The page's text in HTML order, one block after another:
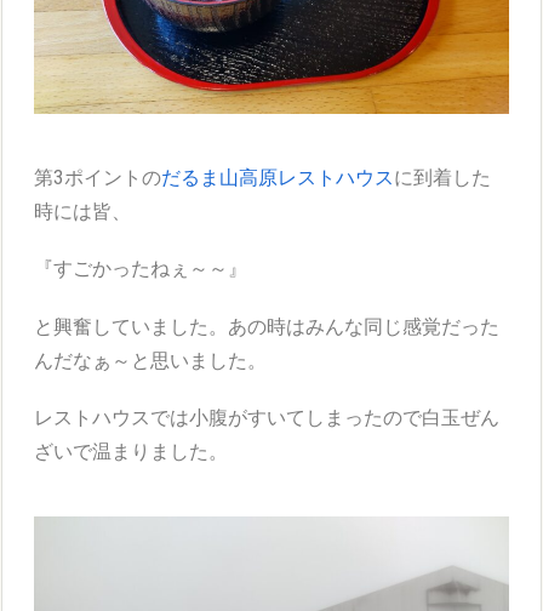
第3ポイントのだるま山高原レストハウスに到着した
時には皆、
『すごかったねぇ～～』
と興奮していました。あの時はみんな同じ感覚だった
んだなぁ～と思いました。
レストハウスでは小腹がすいてしまったので白玉ぜん
ざいで温まりました。